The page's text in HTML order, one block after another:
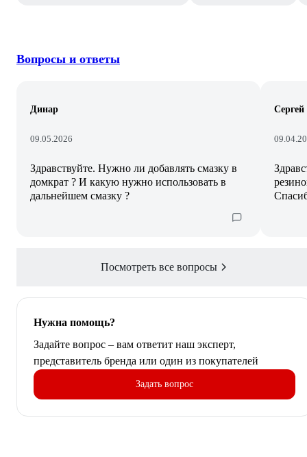
Вопросы и ответы
Динар
09.05.2026
Здравствуйте. Нужно ли добавлять смазку в
домкрат ? И какую нужно использовать в
дальнейшем смазку ?
Сергей
Посмотреть все вопросы
Нужна помощь?
Задайте вопрос – вам ответит наш эксперт,
представитель бренда или один из покупателей
Задать вопрос